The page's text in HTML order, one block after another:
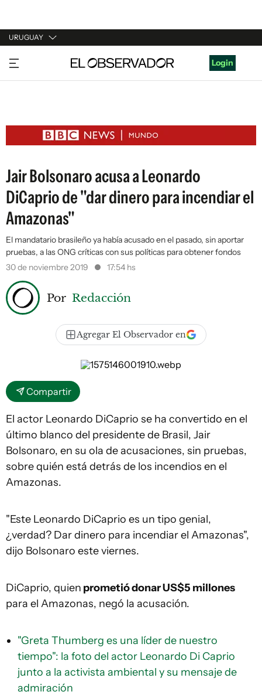
URUGUAY
URUGUAY
ARGENTINA
ESTADOS UNIDOS
Login
Jair Bolsonaro acusa a Leonardo
DiCaprio de "dar dinero para incendiar el
Amazonas"
El mandatario brasileño ya había acusado en el pasado, sin aportar
pruebas, a las ONG críticas con sus políticas para obtener fondos
30 de noviembre 2019
17:54 hs
Por Redacción
Agregar El Observador en
Compartir
El actor Leonardo DiCaprio se ha convertido en el
último blanco del presidente de Brasil, Jair
Bolsonaro, en su ola de acusaciones, sin pruebas,
sobre quién está detrás de los incendios en el
Amazonas.
"Este Leonardo DiCaprio es un tipo genial,
¿verdad? Dar dinero para incendiar el Amazonas",
dijo Bolsonaro este viernes.
DiCaprio, quien prometió donar US$5 millones
para el Amazonas, negó la acusación.
"Greta Thumberg es una líder de nuestro
tiempo": la foto del actor Leonardo Di Caprio
junto a la activista ambiental y su mensaje de
admiración